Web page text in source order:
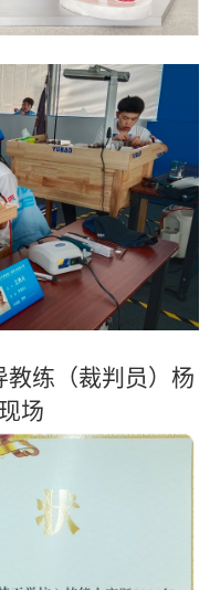
练（裁判员）杨
场